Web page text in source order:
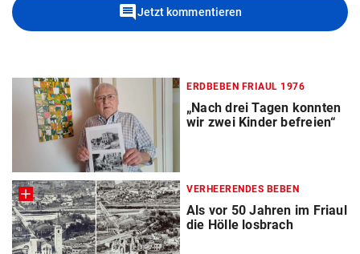
commentJetzt kommentieren
ERDBEBEN FRIAUL 1976
„Nach drei Tagen konnten
wir zwei Kinder befreien“
VERHEERENDES BEBEN
Als vor 50 Jahren im Friaul
die Hölle losbrach